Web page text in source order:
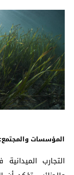
المؤسسات
التجارب